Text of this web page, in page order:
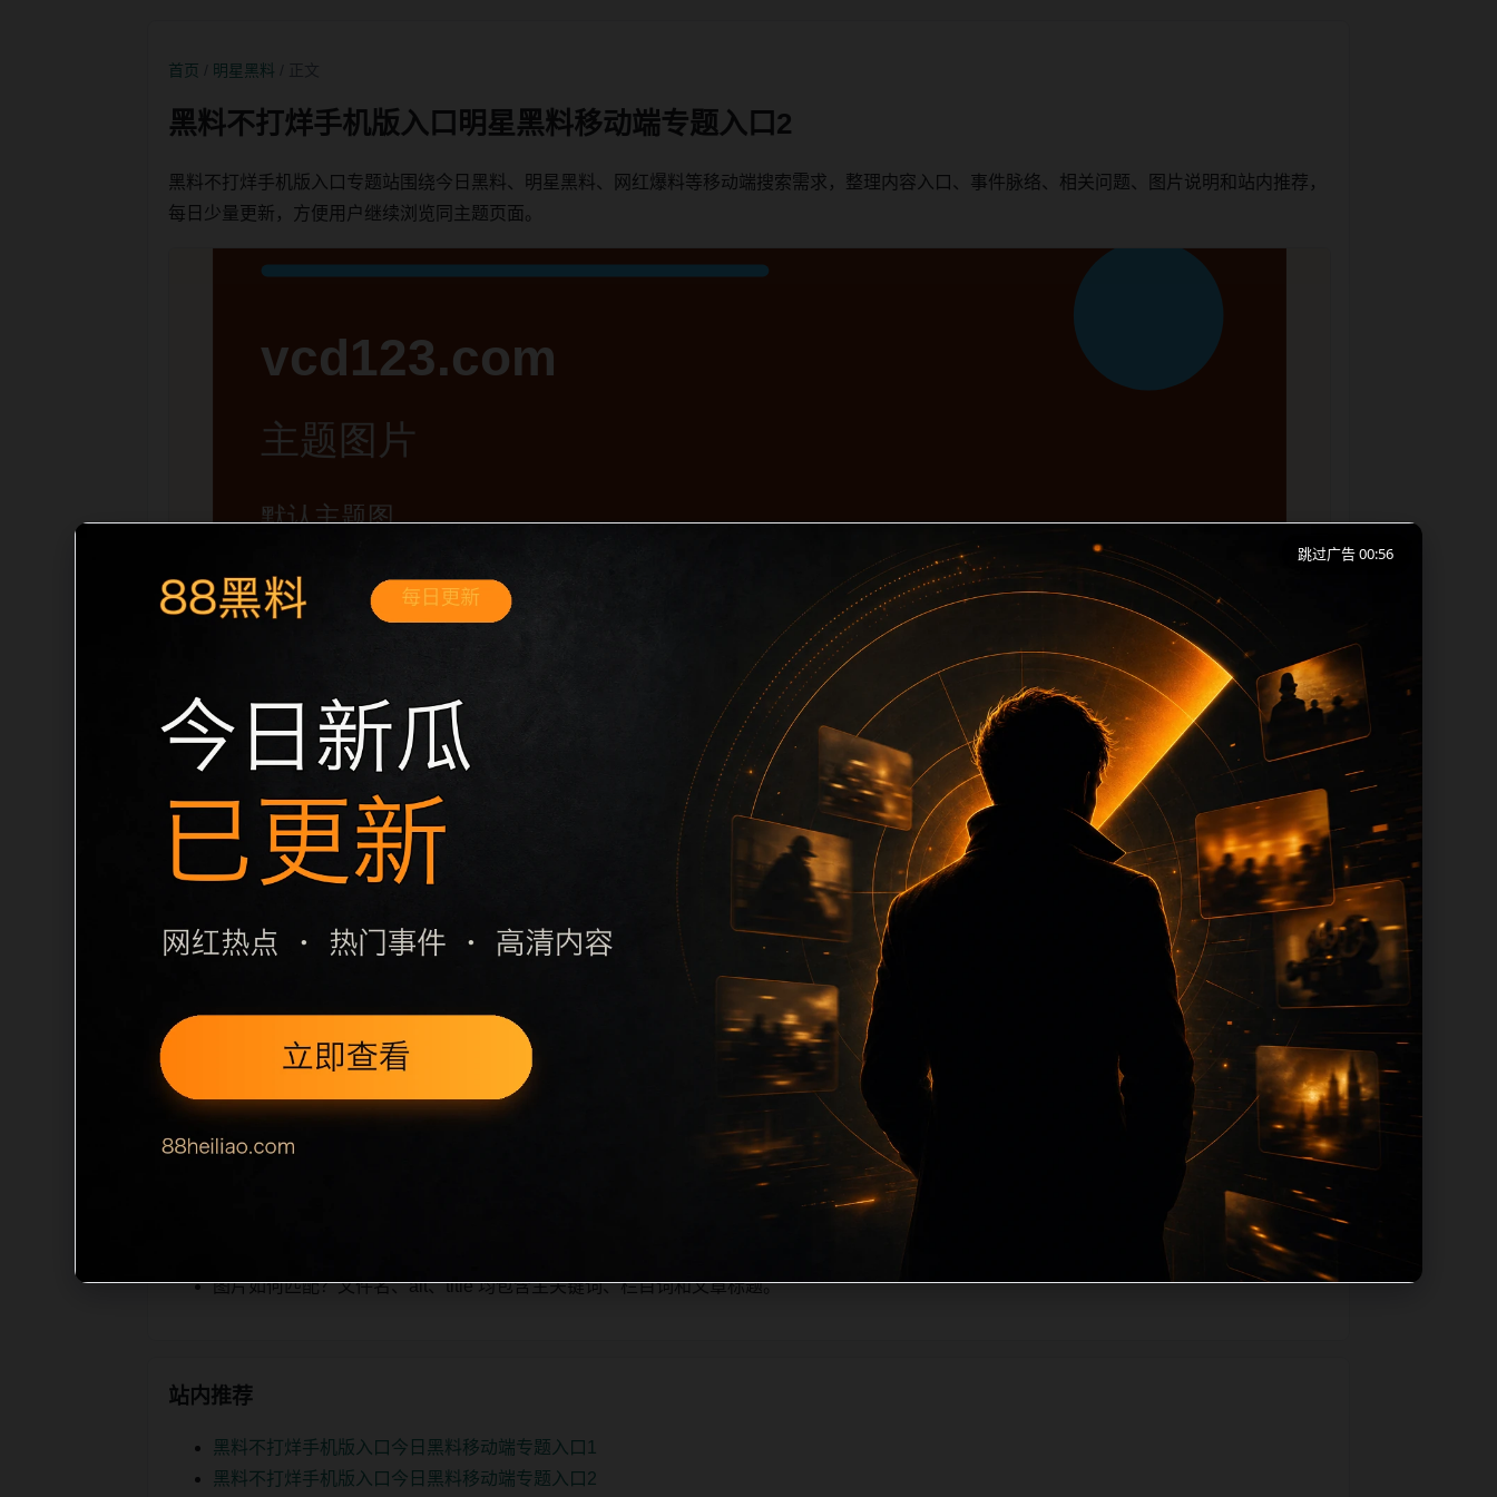
首页 明星黑料
黑料不打烊手机版入口明星黑料移动端专题入口2
黑料不打烊手机版入口专题站围绕今日黑料、明星黑料、网红爆料等移动端搜索需求，整理内容入口、事件脉络、相关问题、图片说明和站内推荐，
每日少量更新，方便用户继续浏览同主题页面。
移动端搜索场景
黑料不打烊手机版入口明星黑料移动端专题入口2围绕黑料不打烊手机版入口与明星黑料展开，页面按照移动端浏览习惯整理标题、描述、图片和站
内推荐。用户进入页面后，可以先通过摘要了解主题，再通过栏目入口查看同类内容，最后通过上一篇、下一篇和热门推荐继续浏览。本页强调内容
归集和主题一致性，避免无关关键词堆砌，也避免多个站点同步发布完全相同的标题。图片说明、文件名、alt 和 title 均围绕主关键词、栏目词和文
章标题生成，便于搜索引擎理解页面主题。后续采集时将继续执行远程图片本地化、坏图默认图兜底、标题重复过滤和 descr
栏目内容归集
iption 长度检查。栏目内容按每日少量新增的方式持续扩展，每篇保留相关问题、站内推荐和清晰的层级路径，减少用户反复返回搜索页。第12篇作
为本栏目的初始建设内容，主要用于补齐栏目深度、稳定内链结构，并为后续专题聚合提供可点击入口。如果后续发现页面缺图、标题过短、描述为
空或正文不足，将进入每日 SEO 检查清单自动修正。
明星黑料后续如何更新？按每日少量、主题相关、图片本地化的方式持续补充。
图片如何匹配？文件名、alt、title 均包含主关键词、栏目词和文章标题。
站内推荐
黑料不打烊手机版入口今日黑料移动端专题入口1
黑料不打烊手机版入口今日黑料移动端专题入口2
跳过广告 00:56